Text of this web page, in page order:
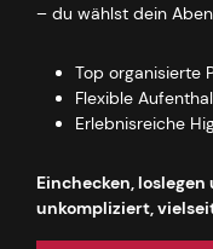
– du wählst dein
Top organisierte
Flexible
Erlebnisreiche
Einchecken,
unkompliziert,